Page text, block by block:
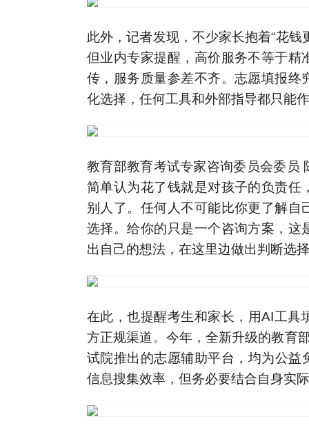
此外，记者发现，不少家长抱着“花
但业内专家提醒，高价服务不等于
传，服务质量参差不齐。志愿填报
化选择，任何工具和外部指导都只能
教育部教育考试专家咨询委员会委员
简单认为花了钱就是对孩子的负责
别人了。任何人不可能比你更了解
选择。给你的只是一个咨询方案，
出自己的想法，在这里边做出判断选
在此，也提醒考生和家长，用AI工具
方正规渠道。今年，全新升级的教育
试院推出的志愿辅助平台，均为公
信息搜集效率，但务必要结合自身实